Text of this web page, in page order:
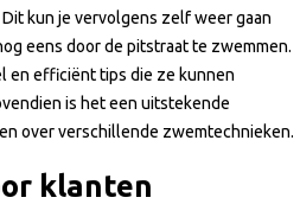
kun je vervolgens zelf weer gaan
eens door de pitstraat te zwemmen.
en efficiënt tips die ze kunnen
is het een uitstekende
over verschillende zwemtechnieken.
klanten